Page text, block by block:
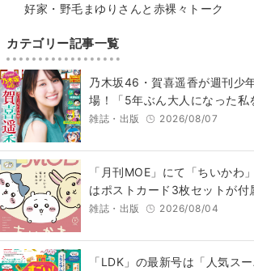
好家・野毛まゆりさんと赤裸々トーク
カテゴリー記事一覧
乃木坂46・賀喜遥香が週刊少
場！「5年ぶん大人になった
雑誌・出版 2026/08/07
「月刊MOE」にて「ちいかわ
はポストカード3枚セットが付
雑誌・出版 2026/08/04
「LDK」の最新号は「人気ス